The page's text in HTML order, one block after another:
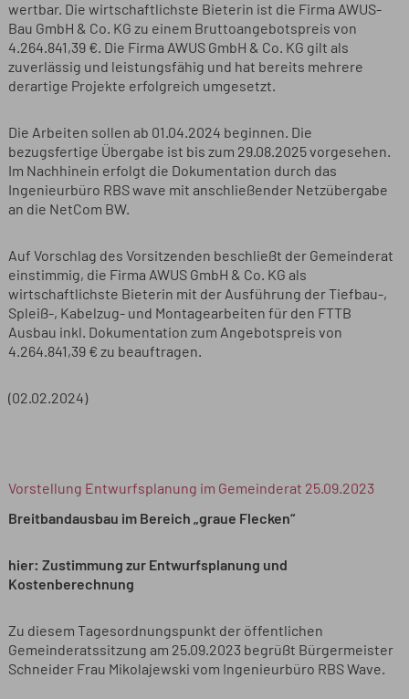
wertbar. Die wirtschaftlichste Bieterin ist die Firma AWUS-
Bau GmbH & Co. KG zu einem Bruttoangebotspreis von
4.264.841,39 €. Die Firma AWUS GmbH & Co. KG gilt als
zuverlässig und leistungsfähig und hat bereits mehrere
derartige Projekte erfolgreich umgesetzt.
Die Arbeiten sollen ab 01.04.2024 beginnen. Die
bezugsfertige Übergabe ist bis zum 29.08.2025 vorgesehen.
Im Nachhinein erfolgt die Dokumentation durch das
Ingenieurbüro RBS wave mit anschließender Netzübergabe
an die NetCom BW.
Auf Vorschlag des Vorsitzenden beschließt der Gemeinderat
einstimmig, die Firma AWUS GmbH & Co. KG als
wirtschaftlichste Bieterin mit der Ausführung der Tiefbau-,
Spleiß-, Kabelzug- und Montagearbeiten für den FTTB
Ausbau inkl. Dokumentation zum Angebotspreis von
4.264.841,39 € zu beauftragen.
(02.02.2024)
Vorstellung Entwurfsplanung im Gemeinderat 25.09.2023
Breitbandausbau im Bereich „graue Flecken“
hier: Zustimmung zur Entwurfsplanung und
Kostenberechnung
Zu diesem Tagesordnungspunkt der öffentlichen
Gemeinderatssitzung am 25.09.2023 begrüßt Bürgermeister
Schneider Frau Mikolajewski vom Ingenieurbüro RBS Wave.